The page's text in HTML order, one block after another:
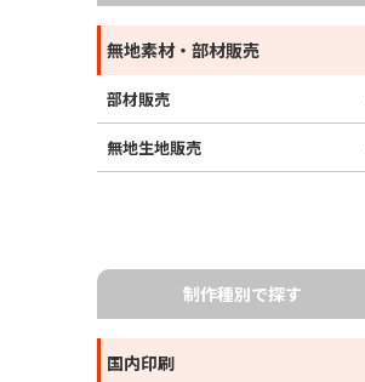
無地素材・部材販売
部材販売
無地生地販売
制作種別で探す
国内印刷